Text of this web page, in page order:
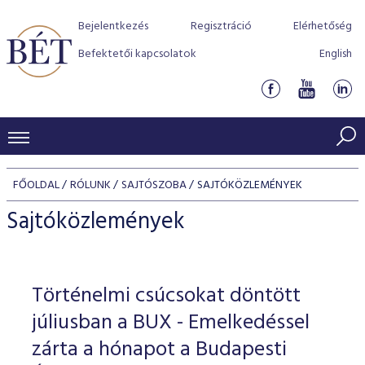
Bejelentkezés Regisztráció
Elérhetőség
Befektetői kapcsolatok
English
KERESKEDÉSI ADATOK
INDEXEK
Jelzáloglevél indexek
Vállalati kötvény indexek
Azonnali Piac
Részvények
Származékos piac
BEFEKTETŐK
Részvény szekció
Hitelpapír szekció
BÉT szabályzatok
Befektetővédelem
Alkalmazott díjstruktúra
Elszámolás
Részvény és vállalati kötvény tőzsdei bevezetését
program
BÉT Xtend - Részvénypiac egyszerűen
TŐZSDETAGOK
Tőzsdetagok, üzletkötők
VENDOROK
FŐOLDAL RÓLUNK SAJTÓSZOBA SAJTÓKÖZLEMÉNYEK
Sajtóközlemények
Történelmi csúcsokat döntött
júliusban a BUX - Emelkedéssel
zárta a hónapot a Budapesti